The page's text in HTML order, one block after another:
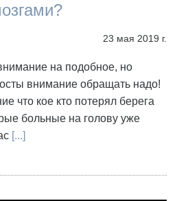
23 мая 2019 г.
на подобное, но
внимание обращать надо!
что кое кто потерял берега
больные на голову уже
[...]